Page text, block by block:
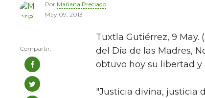
Por Mariana Preciado
May 09, 2013
Tuxtla Gutiérrez, 9 May.
del Día de las Madres,
obtuvo hoy su libertad
"Justicia divina, justicia